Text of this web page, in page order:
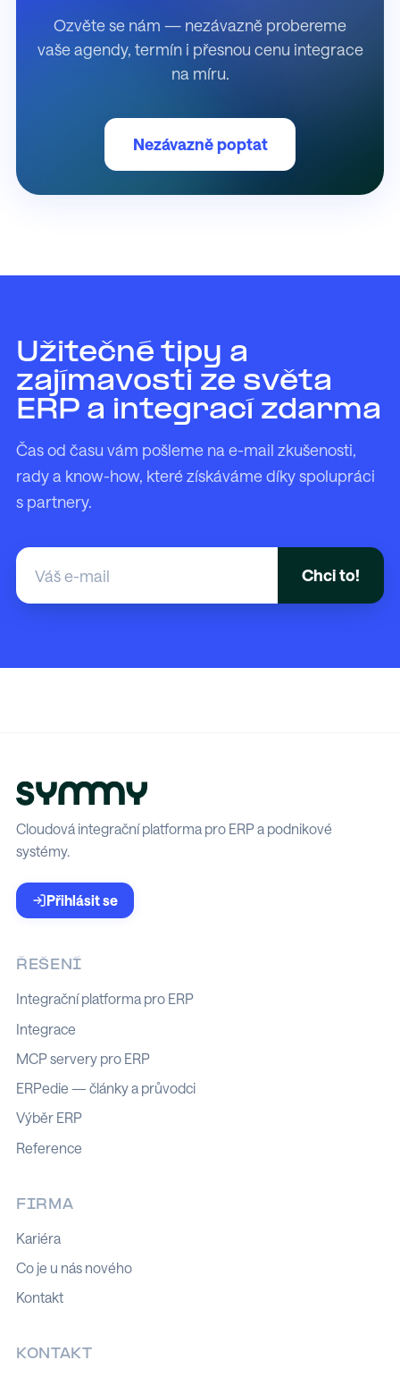
Ozvěte se nám — nezávazně probereme
vaše agendy, termín i přesnou cenu integrace
na míru.
Nezávazně poptat
Užitečné tipy a
zajímavosti ze světa
ERP a integrací zdarma
Čas od času vám pošleme na e-mail zkušenosti,
rady a know-how, které získáváme díky spolupráci
s partnery.
Cloudová integrační platforma pro ERP a podnikové
systémy.
Přihlásit se
ŘEŠENÍ
Integrační platforma pro ERP
Integrace
MCP servery pro ERP
ERPedie — články a průvodci
Výběr ERP
Reference
FIRMA
Kariéra
Co je u nás nového
Kontakt
KONTAKT